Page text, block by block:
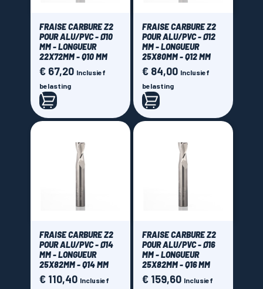
FRAISE CARBURE Z2
POUR ALU/PVC - Ø10
MM - LONGUEUR
22X72MM - Q10 MM
Prijs
€ 67,20 Inclusief
belasting
FRAISE CARBURE Z2
POUR ALU/PVC - Ø12
MM - LONGUEUR
25X80MM - Q12 MM
Prijs
€ 84,00 Inclusief
belasting
FRAISE CARBURE Z2
POUR ALU/PVC - Ø14
MM - LONGUEUR
25X82MM - Q14 MM
Prijs
€ 110,40 Inclusief
FRAISE CARBURE Z2
POUR ALU/PVC - Ø16
MM - LONGUEUR
25X82MM - Q16 MM
Prijs
€ 159,60 Inclusief